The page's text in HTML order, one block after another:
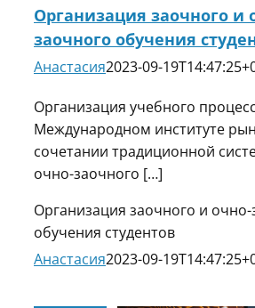
Организация заочного и
заочного обучения
Анастасия2023-09-
Организация учебного
Международном институте
сочетании традиционной
очно-заочного […]
Организация заочного и очно-
обучения студентов
Анастасия2023-09-